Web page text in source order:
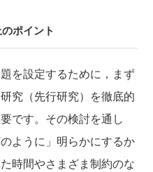
ポイント
を設定するために，まず
究（先行研究）を徹底的
です。その検討を通し
ように」明らかにするか
時間やさまざま制約のな